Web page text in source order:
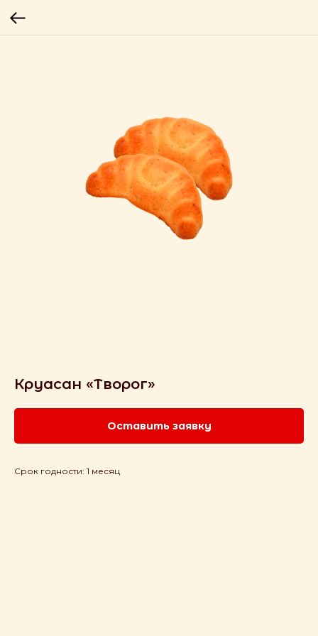
Круасан «Творог»
Оставить заявку
Срок годности: 1 месяц